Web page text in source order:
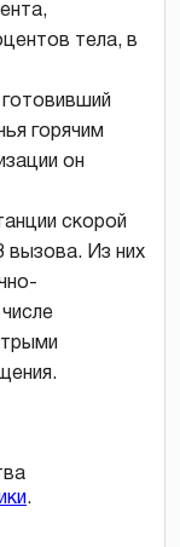
тела, в
горячим
он
скорой
вызова. Из них
.